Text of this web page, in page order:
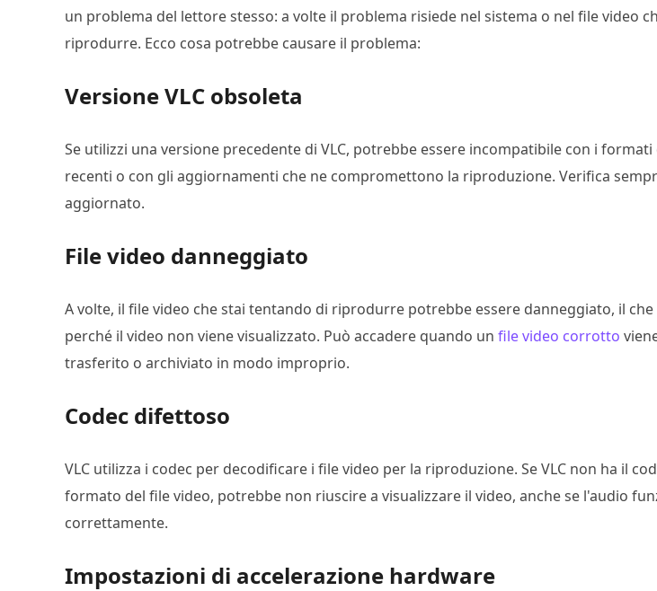
un problema del lettore stesso: a volte il problema risiede nel sistema o nel file video
riprodurre. Ecco cosa potrebbe causare il problema:
Versione VLC obsoleta
Se utilizzi una versione precedente di VLC, potrebbe essere incompatibile con i
recenti o con gli aggiornamenti che ne compromettono la riproduzione. Verifica
aggiornato.
File video danneggiato
A volte, il file video che stai tentando di riprodurre potrebbe essere danneggiato, il
perché il video non viene visualizzato. Può accadere quando un file video corrotto
trasferito o archiviato in modo improprio.
Codec difettoso
VLC utilizza i codec per decodificare i file video per la riproduzione. Se VLC non ha il
formato del file video, potrebbe non riuscire a visualizzare il video, anche se l'audio
correttamente.
Impostazioni di accelerazione hardware